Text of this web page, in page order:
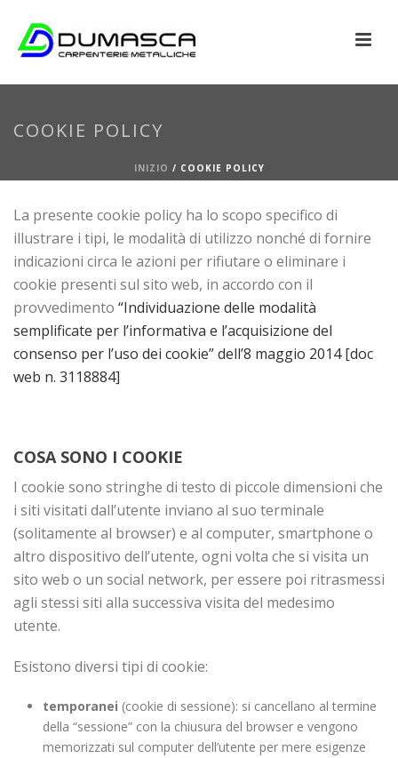
COOKIE POLICY
INIZIO / COOKIE POLICY
La presente cookie policy ha lo scopo specifico di
illustrare i tipi, le modalità di utilizzo nonché di fornire
indicazioni circa le azioni per rifiutare o eliminare i
cookie presenti sul sito web, in accordo con il
provvedimento “Individuazione delle modalità
semplificate per l’informativa e l’acquisizione del
consenso per l’uso dei cookie” dell’8 maggio 2014 [doc
web n. 3118884]
COSA SONO I COOKIE
I cookie sono stringhe di testo di piccole dimensioni che
i siti visitati dall’utente inviano al suo terminale
(solitamente al browser) e al computer, smartphone o
altro dispositivo dell’utente, ogni volta che si visita un
sito web o un social network, per essere poi ritrasmessi
agli stessi siti alla successiva visita del medesimo
utente.
Esistono diversi tipi di cookie:
temporanei (cookie di sessione): si cancellano al termine
della “sessione” con la chiusura del browser e vengono
memorizzati sul computer dell’utente per mere esigenze